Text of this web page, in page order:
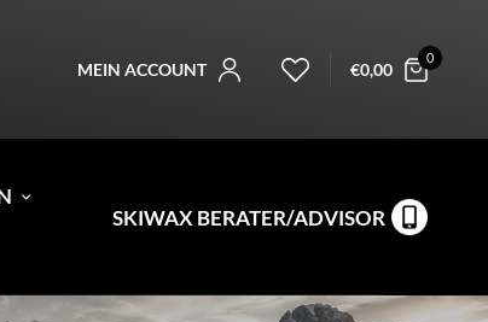
MEIN ACCOUNT €0,00
0
SKIWAX BERATER/ADVISOR